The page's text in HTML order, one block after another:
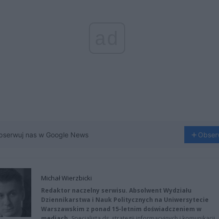
nas w Google News
Michał Wierzbicki
Redaktor naczelny serwisu. Absolwent Wydziału
Dziennikarstwa i Nauk Politycznych na Uniwersytecie
Warszawskim z ponad 15-letnim doświadczeniem w